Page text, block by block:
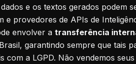
e os textos gerados podem
provedores de APIs de
envolver a transferência
garantindo sempre que tais
a LGPD. Não vendemos